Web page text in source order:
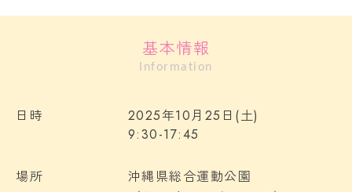
基本情報
Information
日時
2025年10月25日(土)
9:30-17:45
場所
沖縄県総合運動公園